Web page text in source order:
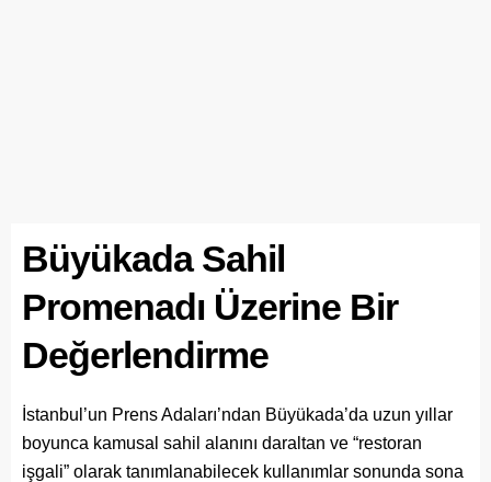
Büyükada Sahil
Promenadı Üzerine Bir
Değerlendirme
İstanbul’un Prens Adaları’ndan Büyükada’da uzun yıllar
boyunca kamusal sahil alanını daraltan ve “restoran
işgali” olarak tanımlanabilecek kullanımlar sonunda sona